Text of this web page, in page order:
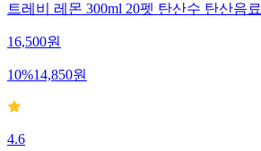
트레비 레몬 300ml 20펫 탄산수 탄산음료
16,500원
10%14,850원
4.6